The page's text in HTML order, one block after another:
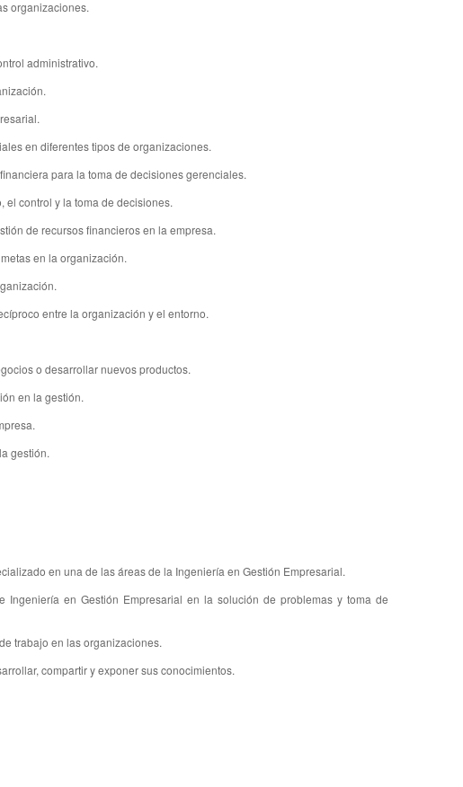
organizaciones.
administrativo.
en diferentes tipos de organizaciones.
para la toma de decisiones gerenciales.
el control y la toma de decisiones.
de recursos financieros en la empresa.
en la organización.
entre la organización y el entorno.
o desarrollar nuevos productos.
en la gestión.
gestión.
en una de las áreas de la Ingeniería en Gestión Empresarial.
Ingeniería en Gestión Empresarial en la solución de problemas y toma de
trabajo en las organizaciones.
compartir y exponer sus conocimientos.